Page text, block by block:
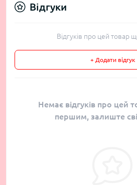
Відгуки
Відгуків про цей товар
+ Додати відгук
Немає відгуків про цей
першим, залиште